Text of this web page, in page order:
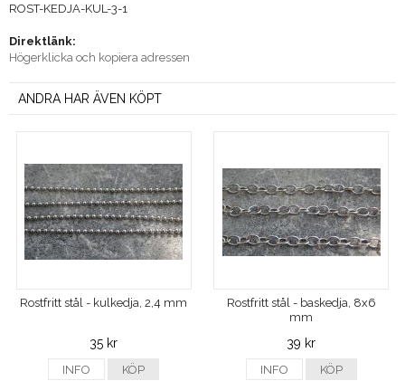
ROST-KEDJA-KUL-3-1
Direktlänk:
Högerklicka och kopiera adressen
ANDRA HAR ÄVEN KÖPT
Rostfritt stål - kulkedja, 2,4 mm
35 kr
INFO KÖP
Rostfritt stål - baskedja, 8x6
mm
39 kr
INFO KÖP